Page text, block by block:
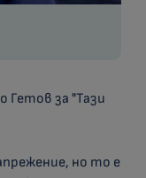
Гетов за "Тази
но то е